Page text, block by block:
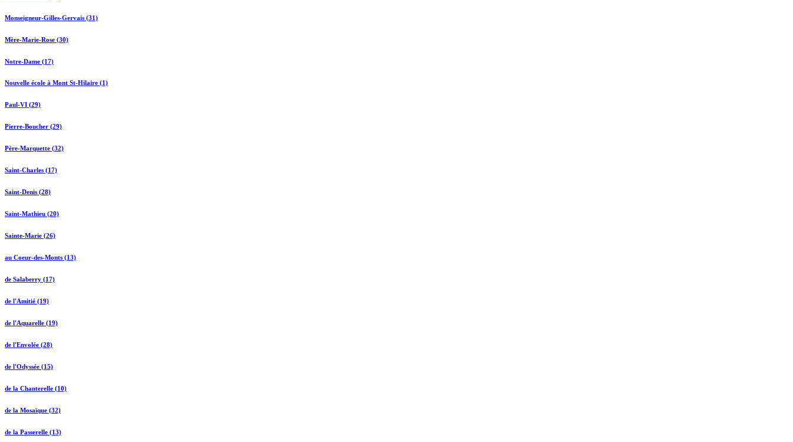
Monseigneur-Gilles-Gervais (31)
Mère-Marie-Rose (30)
Notre-Dame (17)
Nouvelle école à Mont St-Hilaire (1)
Paul-VI (29)
Pierre-Boucher (29)
Père-Marquette (32)
Saint-Charles (17)
Saint-Denis (28)
Saint-Mathieu (20)
Sainte-Marie (26)
au Coeur-des-Monts (13)
de Salaberry (17)
de l'Amitié (19)
de l'Aquarelle (19)
de l'Envolée (28)
de l'Odyssée (15)
de la Chanterelle (10)
de la Mosaïque (32)
de la Passerelle (13)